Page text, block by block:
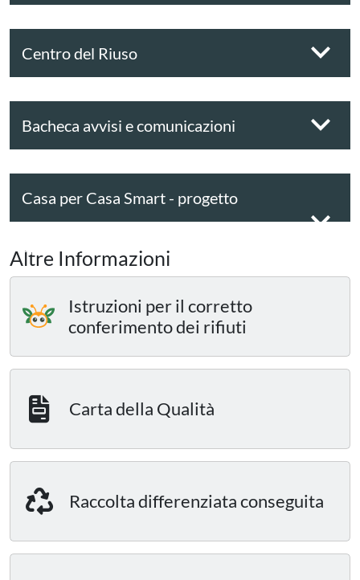
Centro del Riuso
Bacheca avvisi e comunicazioni
Casa per Casa Smart - progetto
Altre Informazioni
Istruzioni per il corretto
conferimento dei rifiuti
Carta della Qualità
Raccolta differenziata conseguita